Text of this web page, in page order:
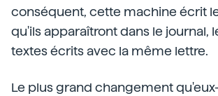
conséquent, cette machine écrit
qu'ils apparaîtront dans le journal,
textes écrits avec la même lettre.
Le plus grand changement